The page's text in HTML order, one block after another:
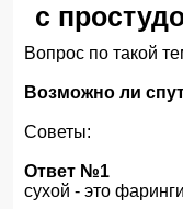
с
Вопрос по такой
Возможно ли
Советы:
Ответ №1
сухой - это